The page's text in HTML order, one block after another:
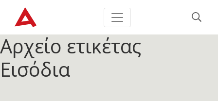
Αρχείο ετικέτας
Εισόδια